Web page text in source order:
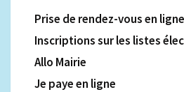
Prise de rendez-vous en ligne
Inscriptions sur les listes
Allo Mairie
Je paye en ligne